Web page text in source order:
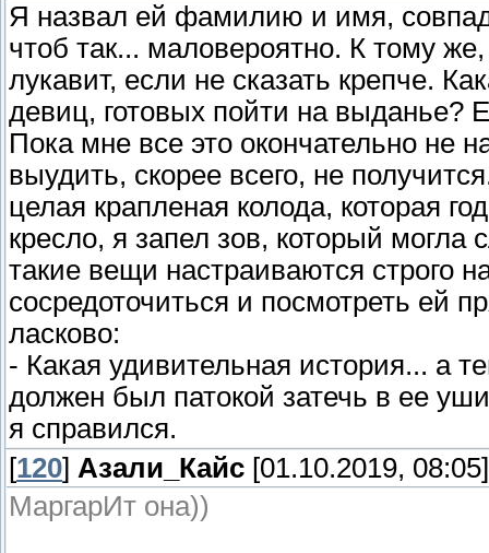
Я назвал ей фамилию и имя,
чтоб так... маловероятно. К тому
лукавит, если не сказать крепче.
девиц, готовых пойти на выданье?
Пока мне все это окончательно не
выудить, скорее всего, не
целая крапленая колода, которая
кресло, я запел зов, который
такие вещи настраиваются строго
сосредоточиться и посмотреть ей
ласково:
- Какая удивительная история... а
должен был патокой затечь в ее
я справился.
[120] Азали_Кайс [01.10.2019, 08:05]
МаргарИт она))